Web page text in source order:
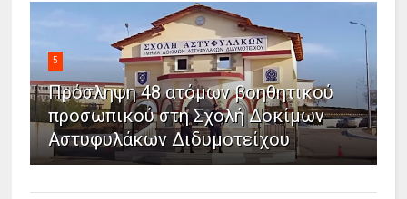
5
Πρόσληψη 48 ατόμων βοηθητικού
προσωπικού στη Σχολή Δοκίμων
Αστυφυλάκων Διδυμοτείχου